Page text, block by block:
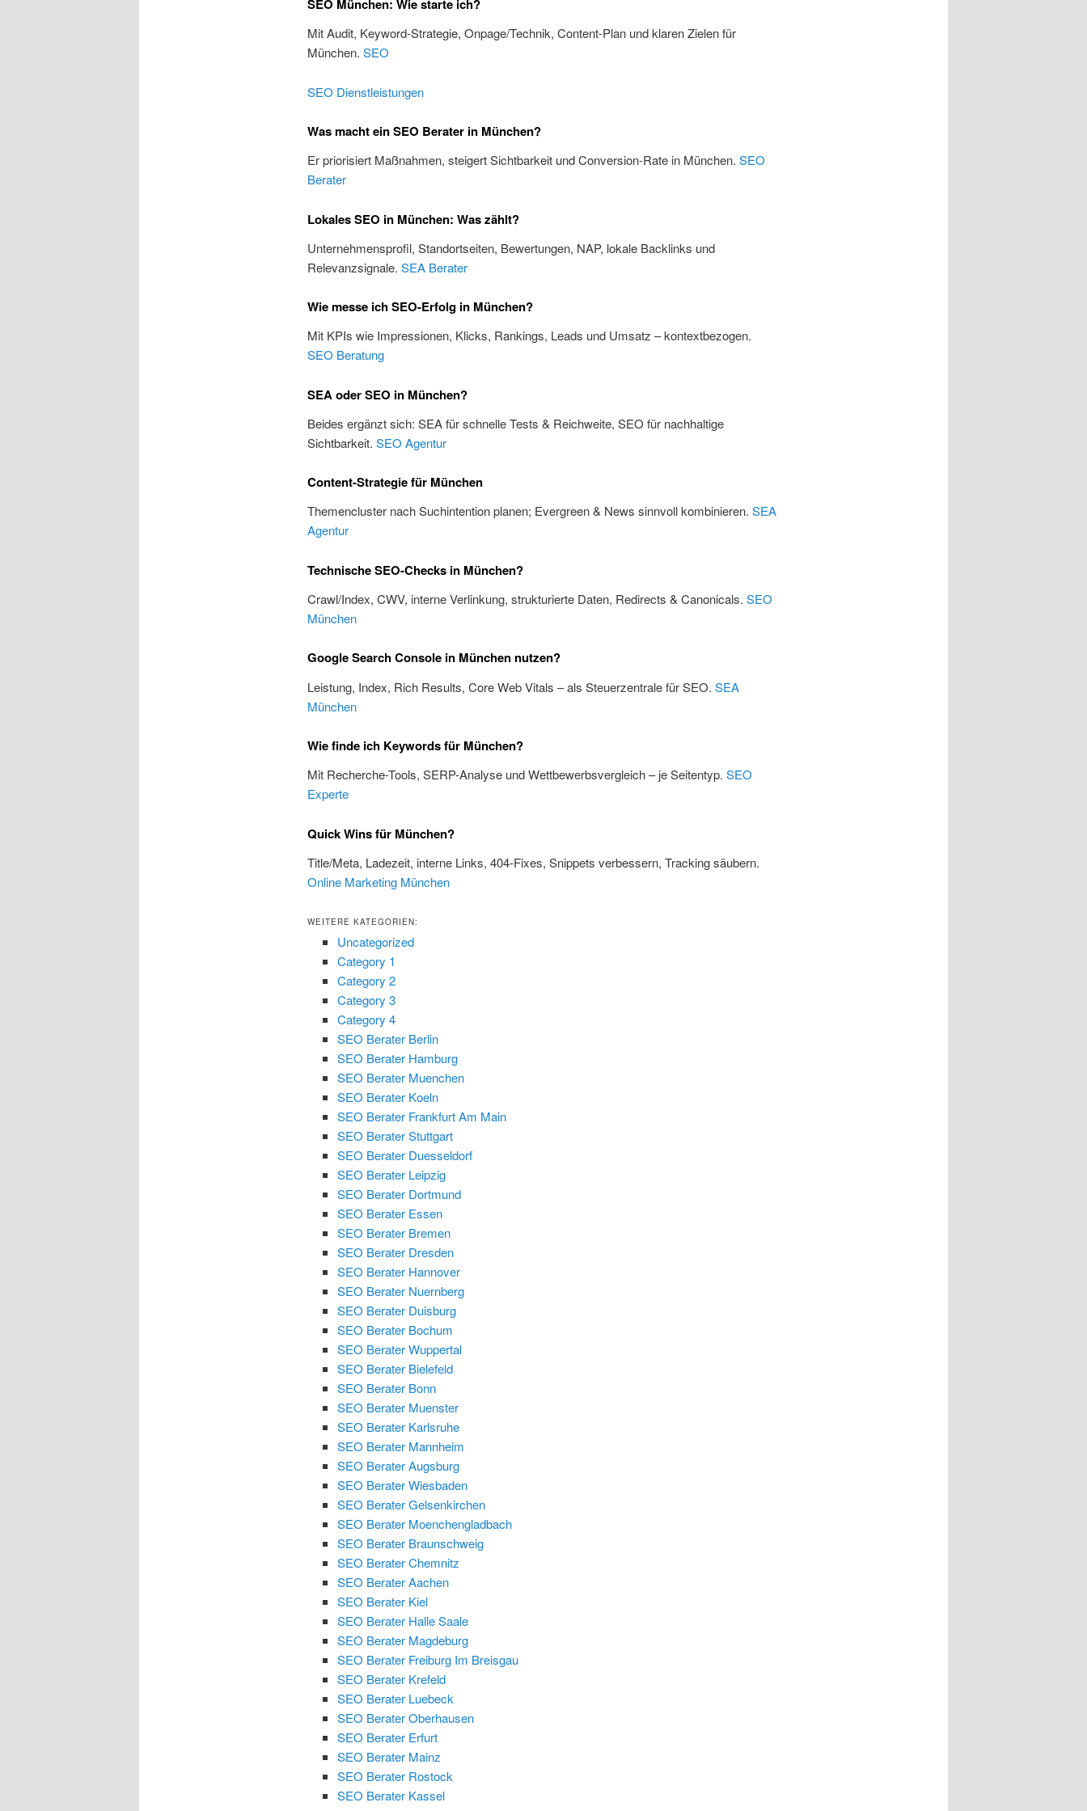
SEO München: Wie starte ich?
Mit Audit, Keyword-Strategie, Onpage/Technik, Content-Plan und klaren Zielen für
München. SEO
SEO Dienstleistungen
Was macht ein SEO Berater in München?
Er priorisiert Maßnahmen, steigert Sichtbarkeit und Conversion-Rate in München. SEO
Berater
Lokales SEO in München: Was zählt?
Unternehmensprofil, Standortseiten, Bewertungen, NAP, lokale Backlinks und
Relevanzsignale. SEA Berater
Wie messe ich SEO-Erfolg in München?
Mit KPIs wie Impressionen, Klicks, Rankings, Leads und Umsatz – kontextbezogen.
SEO Beratung
SEA oder SEO in München?
Beides ergänzt sich: SEA für schnelle Tests & Reichweite, SEO für nachhaltige
Sichtbarkeit. SEO Agentur
Content-Strategie für München
Themencluster nach Suchintention planen; Evergreen & News sinnvoll kombinieren. SEA
Agentur
Technische SEO-Checks in München?
Crawl/Index, CWV, interne Verlinkung, strukturierte Daten, Redirects & Canonicals. SEO
München
Google Search Console in München nutzen?
Leistung, Index, Rich Results, Core Web Vitals – als Steuerzentrale für SEO. SEA
München
Wie finde ich Keywords für München?
Mit Recherche-Tools, SERP-Analyse und Wettbewerbsvergleich – je Seitentyp. SEO
Experte
Quick Wins für München?
Title/Meta, Ladezeit, interne Links, 404-Fixes, Snippets verbessern, Tracking säubern.
Online Marketing München
WEITERE KATEGORIEN:
Uncategorized
Category 1
Category 2
Category 3
Category 4
SEO Berater Berlin
SEO Berater Hamburg
SEO Berater Muenchen
SEO Berater Koeln
SEO Berater Frankfurt Am Main
SEO Berater Stuttgart
SEO Berater Duesseldorf
SEO Berater Leipzig
SEO Berater Dortmund
SEO Berater Essen
SEO Berater Bremen
SEO Berater Dresden
SEO Berater Hannover
SEO Berater Nuernberg
SEO Berater Duisburg
SEO Berater Bochum
SEO Berater Wuppertal
SEO Berater Bielefeld
SEO Berater Bonn
SEO Berater Muenster
SEO Berater Karlsruhe
SEO Berater Mannheim
SEO Berater Augsburg
SEO Berater Wiesbaden
SEO Berater Gelsenkirchen
SEO Berater Moenchengladbach
SEO Berater Braunschweig
SEO Berater Chemnitz
SEO Berater Aachen
SEO Berater Kiel
SEO Berater Halle Saale
SEO Berater Magdeburg
SEO Berater Freiburg Im Breisgau
SEO Berater Krefeld
SEO Berater Luebeck
SEO Berater Oberhausen
SEO Berater Erfurt
SEO Berater Mainz
SEO Berater Rostock
SEO Berater Kassel